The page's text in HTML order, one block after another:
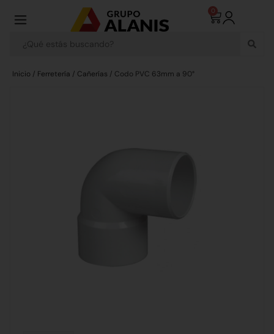
0
Inicio / Ferretería / Cañerías / Codo PVC 63mm a 90°